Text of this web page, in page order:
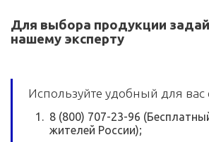
Для выбора продукции
нашему эксперту
Используйте удобный для вас
8 (800) 707-23-96
жителей России);